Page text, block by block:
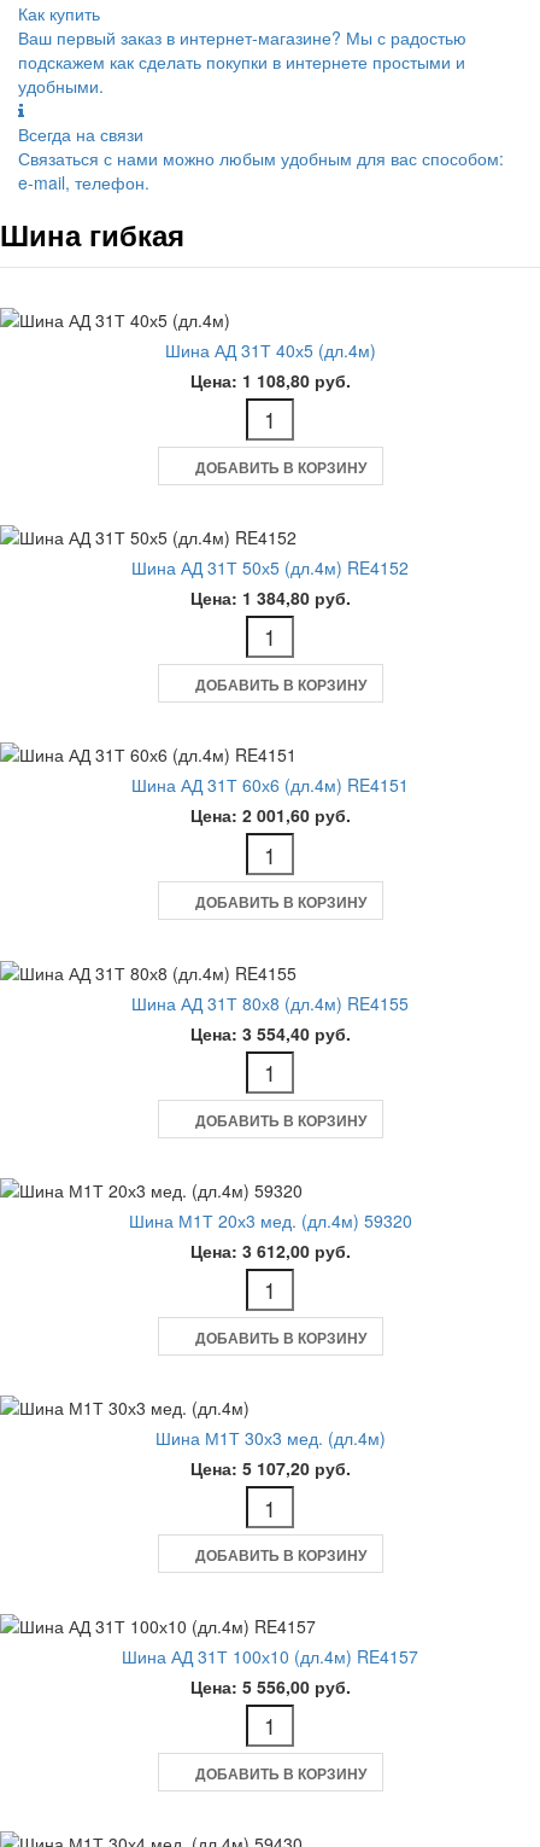
Как купить
Ваш первый заказ в интернет-магазине? Мы с радостью
подскажем как сделать покупки в интернете простыми и
удобными.
Всегда на связи
Связаться с нами можно любым удобным для вас способом:
e-mail, телефон.
Шина гибкая
Шина АД 31Т 40х5 (дл.4м)
Цена: 1 108,80 руб.
ДОБАВИТЬ В КОРЗИНУ
Шина АД 31Т 50х5 (дл.4м) RE4152
Цена: 1 384,80 руб.
ДОБАВИТЬ В КОРЗИНУ
Шина АД 31Т 60х6 (дл.4м) RE4151
Цена: 2 001,60 руб.
ДОБАВИТЬ В КОРЗИНУ
Шина АД 31Т 80х8 (дл.4м) RE4155
Цена: 3 554,40 руб.
ДОБАВИТЬ В КОРЗИНУ
Шина М1Т 20х3 мед. (дл.4м) 59320
Цена: 3 612,00 руб.
ДОБАВИТЬ В КОРЗИНУ
Шина М1Т 30х3 мед. (дл.4м)
Цена: 5 107,20 руб.
ДОБАВИТЬ В КОРЗИНУ
Шина АД 31Т 100х10 (дл.4м) RE4157
Цена: 5 556,00 руб.
ДОБАВИТЬ В КОРЗИНУ